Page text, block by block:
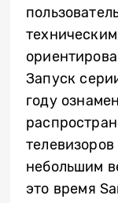
Запуск
году
небольшим
это время